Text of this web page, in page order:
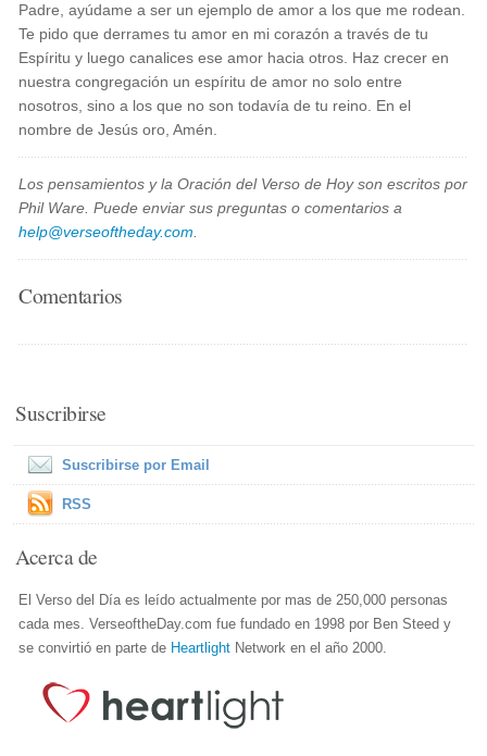
Padre, ayúdame a ser un ejemplo de amor a los que me rodean.
Te pido que derrames tu amor en mi corazón a través de tu
Espíritu y luego canalices ese amor hacia otros. Haz crecer en
nuestra congregación un espíritu de amor no solo entre
nosotros, sino a los que no son todavía de tu reino. En el
nombre de Jesús oro, Amén.
Los pensamientos y la Oración del Verso de Hoy son escritos por
Phil Ware. Puede enviar sus preguntas o comentarios a
help@verseoftheday.com
Comentarios
Suscribirse
Suscribirse por Email
RSS
Acerca de
El Verso del Día es leído actualmente por mas de 250,000 personas
cada mes. VerseoftheDay.com fue fundado en 1998 por Ben Steed y
se convirtió en parte de Heartlight Network en el año 2000.